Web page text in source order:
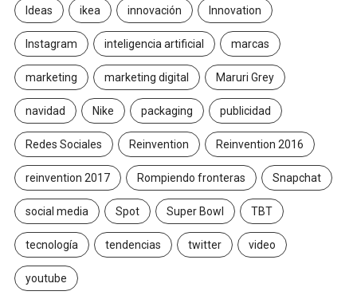
Ideas ikea innovación Innovation
Instagram inteligencia artificial marcas
marketing marketing digital Maruri Grey
navidad Nike packaging publicidad
Redes Sociales Reinvention Reinvention 2016
reinvention 2017 Rompiendo fronteras Snapchat
social media Spot Super Bowl TBT
tecnología tendencias twitter video
youtube